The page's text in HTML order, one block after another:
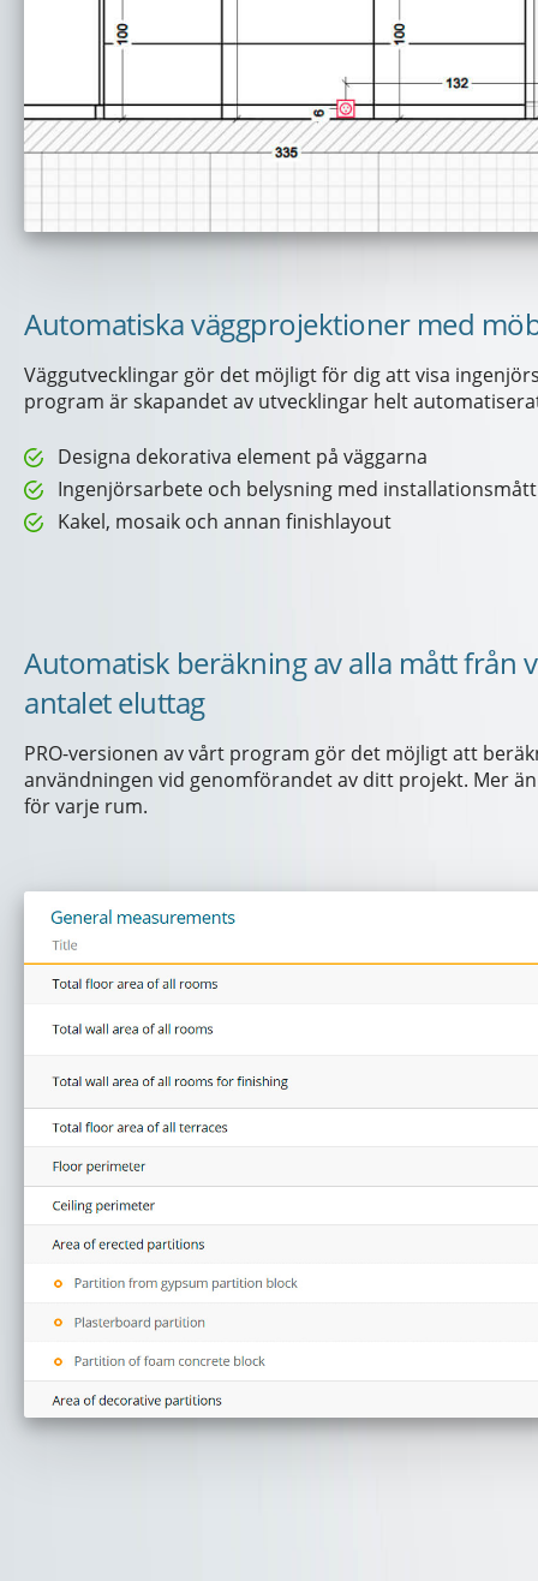
Automatiska väggprojektioner med
Väggutvecklingar gör det möjligt för dig att visa
program är skapandet av utvecklingar helt
Designa dekorativa element på väggarna
Ingenjörsarbete och belysning med installationsmått
Kakel, mosaik och annan finishlayout
Automatisk beräkning av alla mått från
antalet eluttag
PRO-versionen av vårt program gör det möjligt att
användningen vid genomförandet av ditt projekt. Mer
för varje rum.